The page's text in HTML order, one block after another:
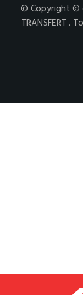
© Copyright ©
TRANSFERT .